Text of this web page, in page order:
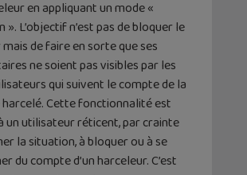
en appliquant un mode «
L’objectif n’est pas de bloquer le
de faire en sorte que ses
ne soient pas visibles par les
qui suivent le compte de la
Cette fonctionnalité est
un utilisateur réticent, par crainte
la situation, à bloquer ou à se
du compte d’un harceleur. C’est